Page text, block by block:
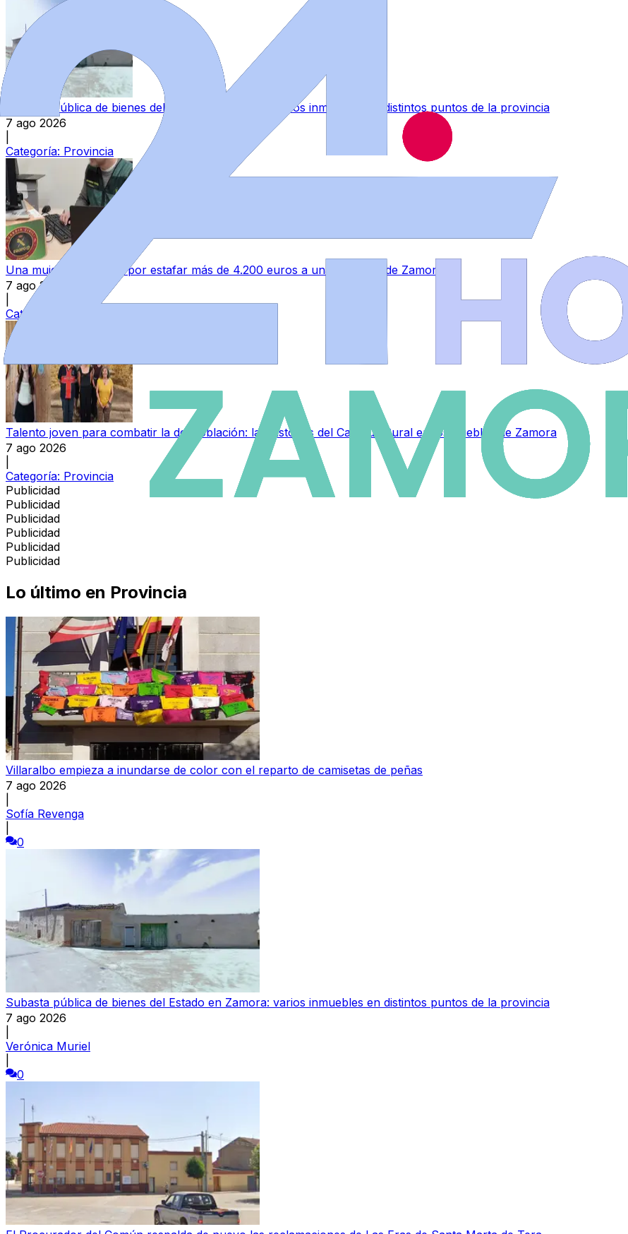
Subasta pública de bienes del Estado en Zamora: varios inmuebles en distintos puntos de la provincia
7 ago 2026
Categoría: Provincia
Una mujer investigada por estafar más de 4.200 euros a una empresa de Zamora
7 ago 2026
Categoría:
Talento joven para combatir la despoblación: las historias del Campus Rural en los pueblos de Zamora
7 ago 2026
Categoría: Provincia
Publicidad
Publicidad
Publicidad
Publicidad
Publicidad
Publicidad
Lo último en Provincia
Villaralbo empieza a inundarse de color con el reparto de camisetas de peñas
7 ago 2026
Sofía Revenga
0
Subasta pública de bienes del Estado en Zamora: varios inmuebles en distintos puntos de la provincia
7 ago 2026
Verónica Muriel
0